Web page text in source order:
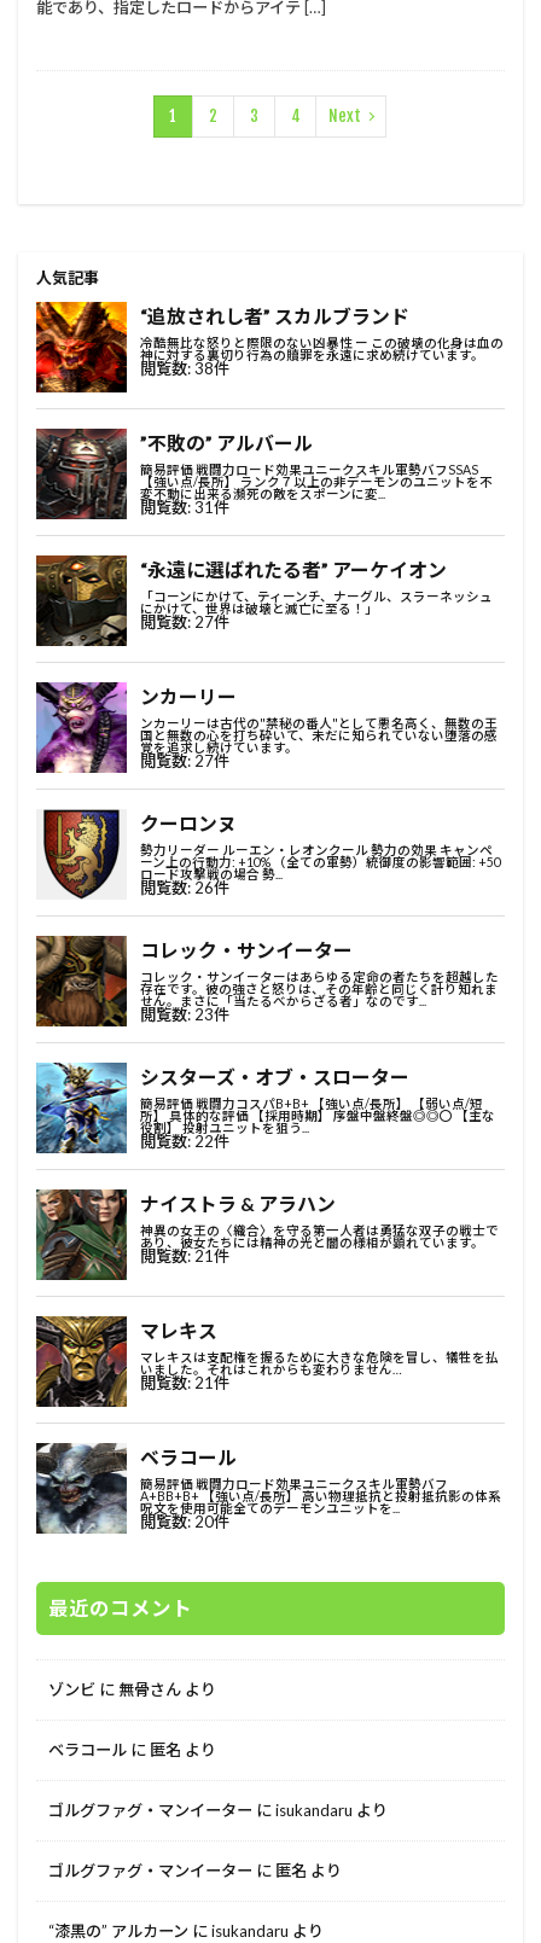
能であり、指定したロードからアイテ […]
1 2 3 4 Next
人気記事
最近のコメント
ゾンビ に 無骨さん より
ベラコール に 匿名 より
ゴルグファグ・マンイーター にisukandaru より
ゴルグファグ・マンイーター に 匿名 より
“漆黒の” アルカーン にisukandaru より